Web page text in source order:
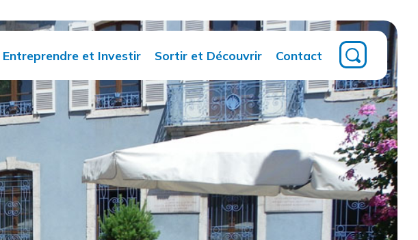
Entreprendre et Investir
Requalification des
espaces dégradés
Infrastructures
intercommunales
SEM Sud développement
Club des chefs
d'entreprises
Sortir et Découvrir
Territoire
Tourisme
Magazine
intercommunal
Contact